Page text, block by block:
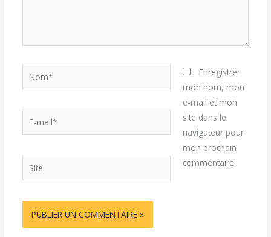
mail*
Enregistrer
mon nom, mon
e-mail et mon
site dans le
navigateur pour
mon prochain
commentaire.